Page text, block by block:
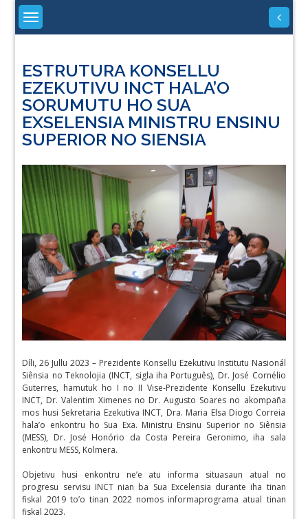
Skip
content
ESTRUTURA KONSELLU
EZEKUTIVU INCT HALA’O
SORUMUTU HO SUA
EXSELENSIA MINISTRU ENSINU
SUPERIOR NO SIENSIA
Díli, 26 Jullu 2023 – Prezidente Konsellu Ezekutivu Institutu Nasionál
Siênsia no Teknolojia (INCT, sigla iha Português), Dr. José Cornélio
Guterres, hamutuk ho I no II Vise-Prezidente Konsellu Ezekutivu
INCT, Dr. Valentim Ximenes no Dr. Augusto Soares no akompaña
mos husi Sekretaria Ezekutiva INCT, Dra. Maria Elsa Diogo Correia
hala’o enkontru ho Sua Exa. Ministru Ensinu Superior no Siênsia
(MESS), Dr. José Honório da Costa Pereira Geronimo, iha sala
enkontru MESS, Kolmera.
Objetivu husi enkontru ne’e atu informa situasaun atual no
progresu servisu INCT nian ba Sua Excelensia durante iha tinan
fiskal 2019 to’o tinan 2022 nomos informaprograma atual tinan
fiskal 2023.